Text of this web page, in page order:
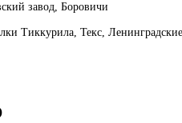
завод, Боровичи
Тиккурила, Текс,